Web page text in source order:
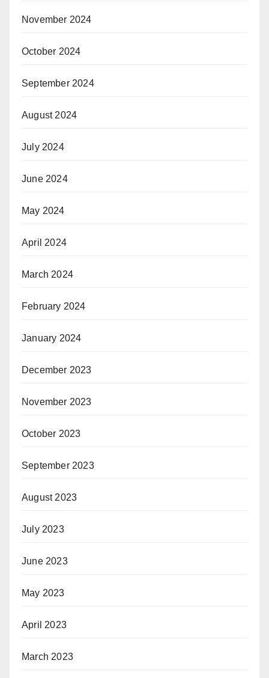
November 2024
October 2024
September 2024
August 2024
July 2024
June 2024
May 2024
April 2024
March 2024
February 2024
January 2024
December 2023
November 2023
October 2023
September 2023
August 2023
July 2023
June 2023
May 2023
April 2023
March 2023